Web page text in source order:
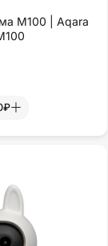
М100 | Aqara